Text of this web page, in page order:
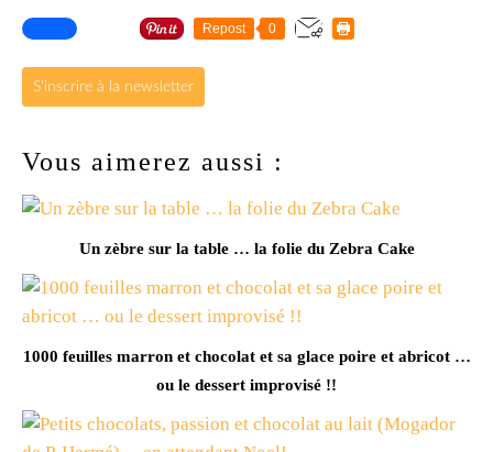
Repost 0
S'inscrire à la newsletter
Vous aimerez aussi :
Un zèbre sur la table … la folie du Zebra Cake
1000 feuilles marron et chocolat et sa glace poire et abricot …
ou le dessert improvisé !!